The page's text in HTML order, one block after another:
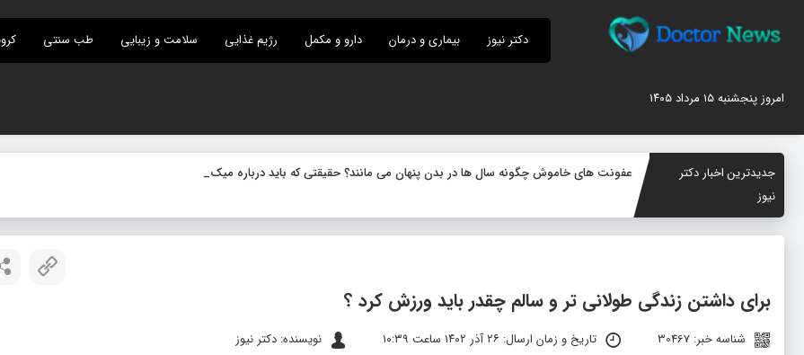
دکتر نیوز بیماری و درمان دارو و مکمل رژیم غذایی سلامت و زیبایی طب سنتی
امروز پنجشنبه ۱۵ مرداد ۱۴۰۵
جدیدترین اخبار دکتر
نیوز
عفونت های خاموش چگونه سال ها در بدن پنهان می مانند؟ حقیقتی که باید درباره میکروب های نهفته بدان
برای داشتن زندگی طولانی تر و سالم چقدر باید ورزش کرد ؟
شناسه خبر: 30467 تاریخ و زمان ارسال: ۲۶ آذر ۱۴۰۲ ساعت ۱۰:۳۹ نویسنده: دکتر نیوز